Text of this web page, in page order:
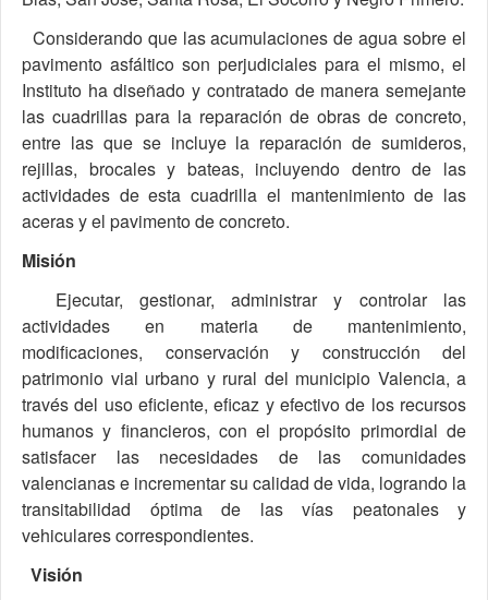
Considerando que las acumulaciones de agua sobre el
pavimento asfáltico son perjudiciales para el mismo, el
Instituto ha diseñado y contratado de manera semejante
las cuadrillas para la reparación de obras de concreto,
entre las que se incluye la reparación de sumideros,
rejillas, brocales y bateas, incluyendo dentro de las
actividades de esta cuadrilla el mantenimiento de las
aceras y el pavimento de concreto.
Misión
Ejecutar, gestionar, administrar y controlar las
actividades en materia de mantenimiento,
modificaciones, conservación y construcción del
patrimonio vial urbano y rural del municipio Valencia, a
través del uso eficiente, eficaz y efectivo de los recursos
humanos y financieros, con el propósito primordial de
satisfacer las necesidades de las comunidades
valencianas e incrementar su calidad de vida, logrando la
transitabilidad óptima de las vías peatonales y
vehiculares correspondientes.
Visión